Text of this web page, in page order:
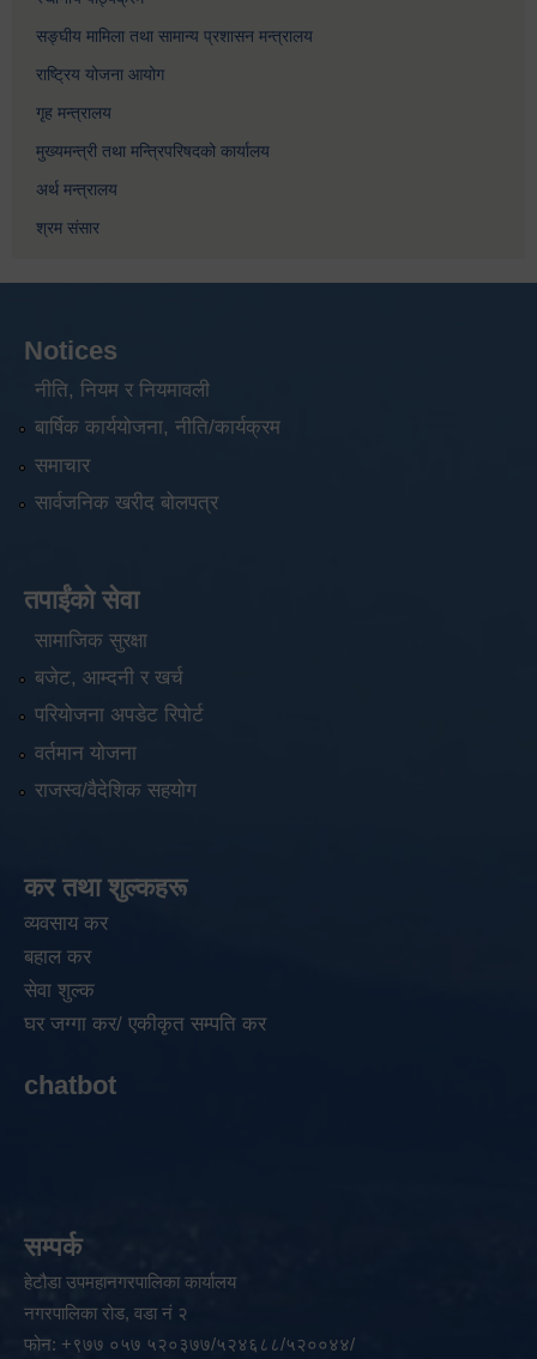
सङ्घीय मामिला तथा सामान्य प्रशासन मन्त्रालय
राष्ट्रिय योजना आयोग
गृह मन्त्रालय
मुख्यमन्त्री तथा मन्त्रिपरिषदको कार्यालय
अर्थ मन्त्रालय
श्रम संसार
Notices
नीति, नियम र नियमावली
बार्षिक कार्ययोजना, नीति/कार्यक्रम
समाचार
सार्वजनिक खरीद बोलपत्र
तपाईंको सेवा
सामाजिक सुरक्षा
बजेट, आम्दनी र खर्च
परियोजना अपडेट रिपोर्ट
वर्तमान योजना
राजस्व/वैदेशिक सहयोग
कर तथा शुल्कहरू
व्यवसाय कर
बहाल कर
सेवा शुल्क
घर जग्गा कर/ एकीकृत सम्पति कर
chatbot
सम्पर्क
हेटौडा उपमहानगरपालिका कार्यालय
नगरपालिका रोड, वडा नं २
फोन: +९७७ ०५७ ५२०३७७/५२४६८८/५२००४४/